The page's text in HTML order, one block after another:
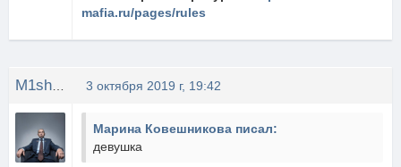
mafia.ru/pages/rules
3 октября 2019 г, 19:42
Марина Ковешникова писал:
девушка